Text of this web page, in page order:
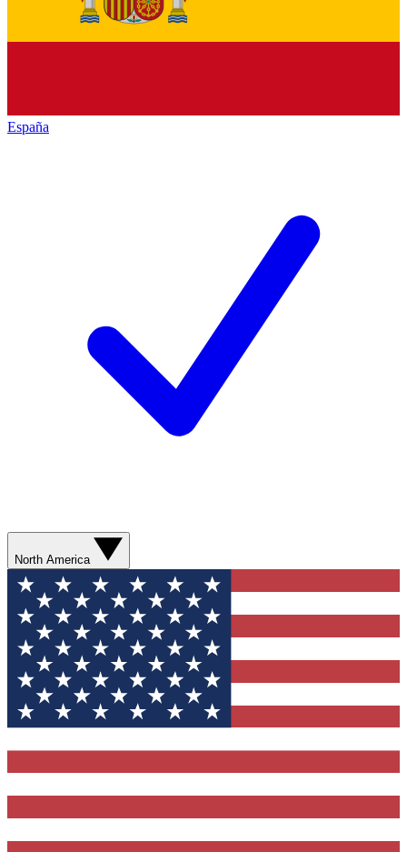
España
North America